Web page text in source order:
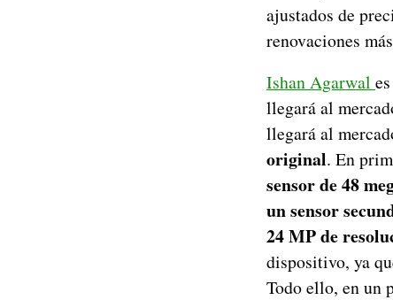
ajustados de
renovaciones
Ishan Agarwal
llegará al
llegará al
original. En
sensor de 48
un sensor
24 MP de
dispositivo, ya
Todo ello, en un